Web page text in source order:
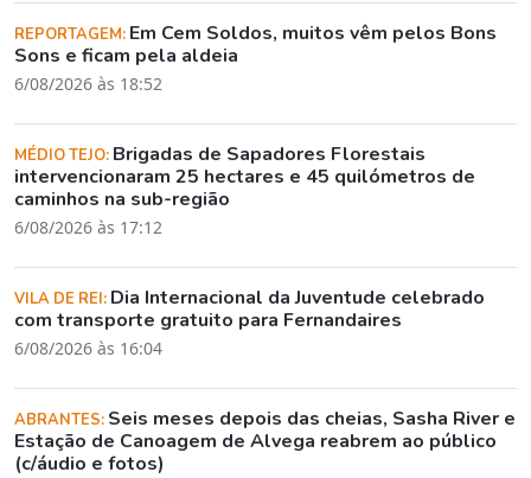
REPORTAGEM: Em Cem Soldos, muitos vêm pelos Bons
Sons e ficam pela aldeia
6/08/2026 às 18:52
MÉDIO TEJO: Brigadas de Sapadores Florestais
intervencionaram 25 hectares e 45 quilómetros de
caminhos na sub-região
6/08/2026 às 17:12
VILA DE REI: Dia Internacional da Juventude celebrado
com transporte gratuito para Fernandaires
6/08/2026 às 16:04
ABRANTES: Seis meses depois das cheias, Sasha River e
Estação de Canoagem de Alvega reabrem ao público
(c/áudio e fotos)